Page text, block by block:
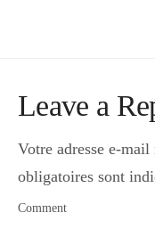
Leave a
Votre adresse e-mail
obligatoires sont
Comment